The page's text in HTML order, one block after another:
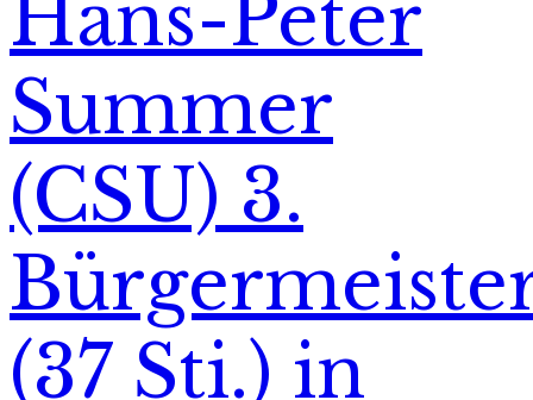
Hans-Peter
Summer
(CSU) 3.
(37 Sti.) in